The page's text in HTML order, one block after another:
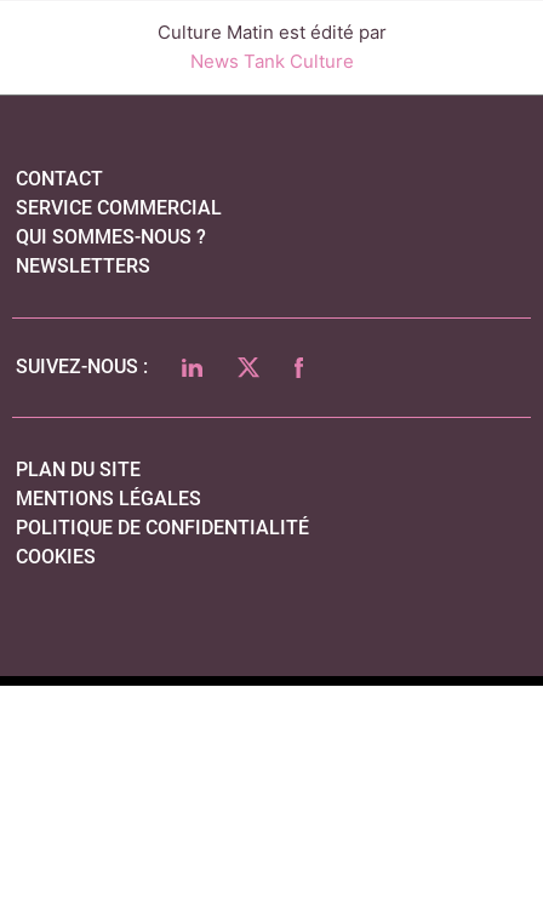
Culture Matin est édité par
News Tank Culture
CONTACT
SERVICE COMMERCIAL
QUI SOMMES-NOUS ?
NEWSLETTERS
SUIVEZ-NOUS : LINKEDINTWITTERFACEBOOK
PLAN DU SITE
MENTIONS LÉGALES
POLITIQUE DE CONFIDENTIALITÉ
COOKIES